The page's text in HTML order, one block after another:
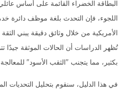
البطاقة الخضراء القائمة على أساس
اللجوء، فإن التحدث بلغة موظف دائرة
الأمريكية من خلال وثائق دقيقة يبني
تُظهر الدراسات أن الحالات الموثقة جيدًا
بكثير، مما يتجنب "الثقب الأسود" للمعالجة
في هذا الدليل، سنقوم بتحليل التحديات